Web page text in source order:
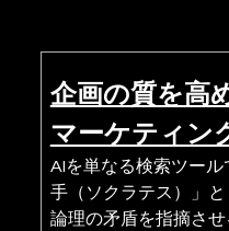
企画の質を高
マーケティン
AIを単なる検索ツー
手（ソクラテス）」
論理の矛盾を指摘さ